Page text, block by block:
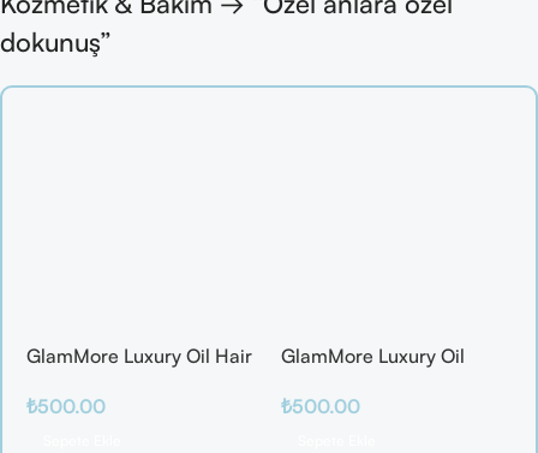
dokunuş”
GlamMore Luxury Oil Hair
₺500.00
GlamMore Luxury Oil
Saç Kırılmalarına Karşı
₺500.00